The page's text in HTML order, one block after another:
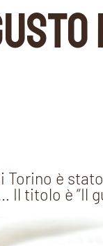
Torino è
titolo è “Il